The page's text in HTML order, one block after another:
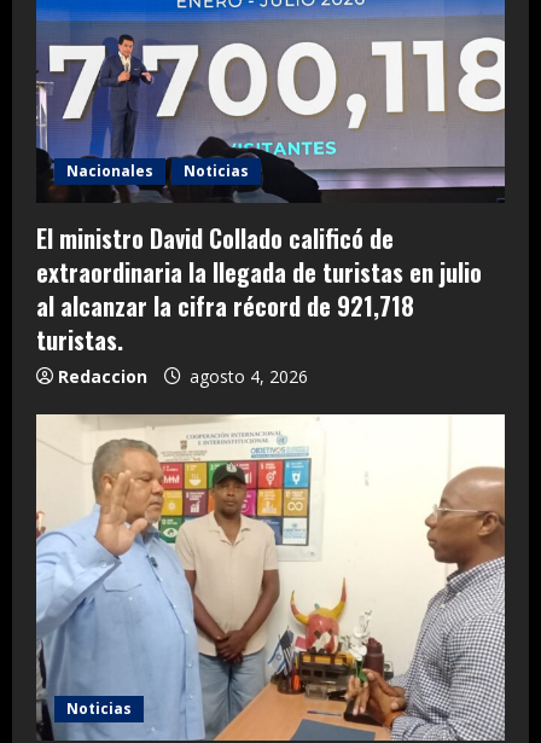
Nacionales Noticias
El ministro David Collado calificó de
extraordinaria la llegada de turistas en julio
al alcanzar la cifra récord de 921,718
turistas.
Redaccion agosto 4, 2026
Noticias